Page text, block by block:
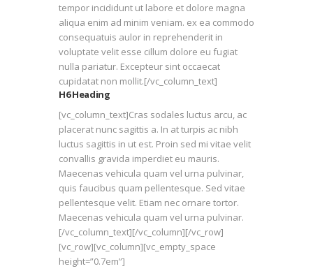
tempor incididunt ut labore et dolore magna
aliqua enim ad minim veniam. ex ea commodo
consequatuis aulor in reprehenderit in
voluptate velit esse cillum dolore eu fugiat
nulla pariatur. Excepteur sint occaecat
cupidatat non mollit.[/vc_column_text]
H6 Heading
[vc_column_text]Cras sodales luctus arcu, ac
placerat nunc sagittis a. In at turpis ac nibh
luctus sagittis in ut est. Proin sed mi vitae velit
convallis gravida imperdiet eu mauris.
Maecenas vehicula quam vel urna pulvinar,
quis faucibus quam pellentesque. Sed vitae
pellentesque velit. Etiam nec ornare tortor.
Maecenas vehicula quam vel urna pulvinar.
[/vc_column_text][/vc_column][/vc_row]
[vc_row][vc_column][vc_empty_space
height=”0.7em”]